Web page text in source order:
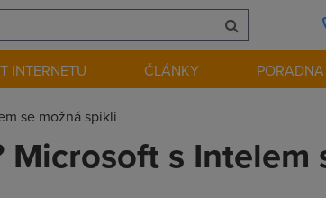
INTERNETU ČLÁNKY PORADNA
se možná spikli
s Intelem